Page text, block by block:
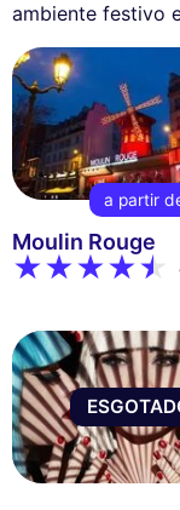
ambiente festivo
a partir
Moulin Rouge